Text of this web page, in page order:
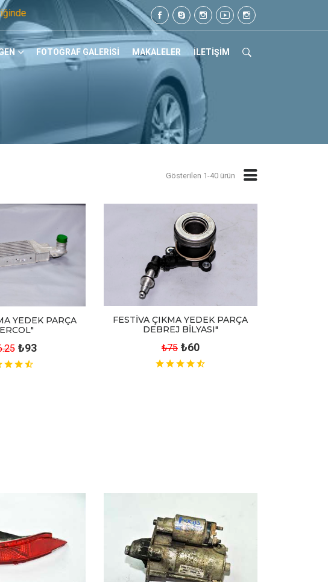
Firmayız. Tel: 0505 105 07 17
FOTOĞRAF GALERİSİ MAKALELER İLETİŞİM
Gösterilen 1-40 ürün
YEDEK PARÇA
₺93
FESTİVA ÇIKMA YEDEK PARÇA
DEBREJ BİLYASI"
₺75 ₺60